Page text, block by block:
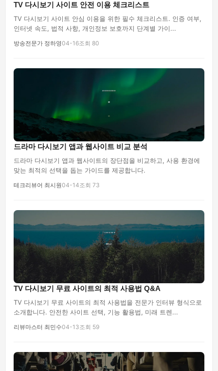
TV 다시보기 사이트 안전 이용 체크리스트
TV 다시보기 사이트 안심 이용을 위한 필수 체크리스트. 인증 여부,
인터넷 속도, 법적 사항, 개인정보 보호까지 단계별 가이...
방송전문가 정하영04-16조회 80
드라마 다시보기 앱과 웹사이트 비교 분석
드라마 다시보기 앱과 웹사이트의 장단점을 비교하고, 사용 환경에
맞는 최적의 선택을 돕는 가이드를 제공합니다.
테크리뷰어 최시원04-14조회 73
TV 다시보기 무료 사이트의 최적 사용법 Q&A
TV 다시보기 무료 사이트의 최적 사용법을 전문가 인터뷰 형식으로
소개합니다. 안전한 사이트 선택, 기능 활용법, 미래 트렌...
리뷰마스터 최민수04-13조회 59